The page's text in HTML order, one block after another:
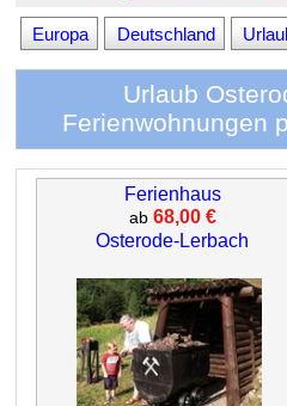
Europa Deutschland
Urlaub
Ferienwohnungen
Ferienhaus
ab 68,00 €
Osterode-Lerbach